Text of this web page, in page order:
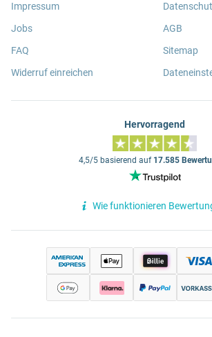
Impressum
Jobs
FAQ
Widerruf einreichen
AGB
Sitemap
Hervorragend
4,5/5 basierend auf 17.585
Wie funktionieren